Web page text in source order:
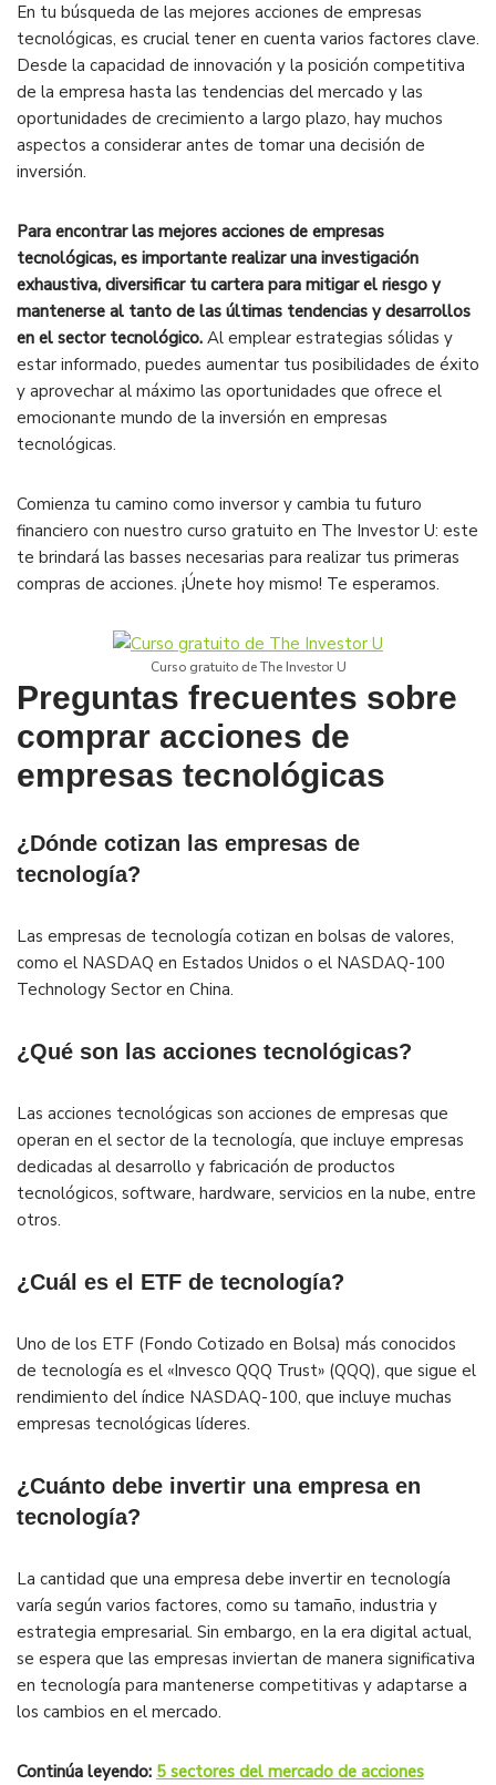
En tu búsqueda de las mejores acciones de empresas
tecnológicas, es crucial tener en cuenta varios factores clave.
Desde la capacidad de innovación y la posición competitiva
de la empresa hasta las tendencias del mercado y las
oportunidades de crecimiento a largo plazo, hay muchos
aspectos a considerar antes de tomar una decisión de
inversión.
Para encontrar las mejores acciones de empresas
tecnológicas, es importante realizar una investigación
exhaustiva, diversificar tu cartera para mitigar el riesgo y
mantenerse al tanto de las últimas tendencias y desarrollos
en el sector tecnológico. Al emplear estrategias sólidas y
estar informado, puedes aumentar tus posibilidades de éxito
y aprovechar al máximo las oportunidades que ofrece el
emocionante mundo de la inversión en empresas
tecnológicas.
Comienza tu camino como inversor y cambia tu futuro
financiero con nuestro curso gratuito en The Investor U: este
te brindará las basses necesarias para realizar tus primeras
compras de acciones. ¡Únete hoy mismo! Te esperamos.
Curso gratuito de The Investor U
Preguntas frecuentes sobre
comprar acciones de
empresas tecnológicas
¿Dónde cotizan las empresas de
tecnología?
Las empresas de tecnología cotizan en bolsas de valores,
como el NASDAQ en Estados Unidos o el NASDAQ-100
Technology Sector en China.
¿Qué son las acciones tecnológicas?
Las acciones tecnológicas son acciones de empresas que
operan en el sector de la tecnología, que incluye empresas
dedicadas al desarrollo y fabricación de productos
tecnológicos, software, hardware, servicios en la nube, entre
otros.
¿Cuál es el ETF de tecnología?
Uno de los ETF (Fondo Cotizado en Bolsa) más conocidos
de tecnología es el «Invesco QQQ Trust» (QQQ), que sigue el
rendimiento del índice NASDAQ-100, que incluye muchas
empresas tecnológicas líderes.
¿Cuánto debe invertir una empresa en
tecnología?
La cantidad que una empresa debe invertir en tecnología
varía según varios factores, como su tamaño, industria y
estrategia empresarial. Sin embargo, en la era digital actual,
se espera que las empresas inviertan de manera significativa
en tecnología para mantenerse competitivas y adaptarse a
los cambios en el mercado.
Continúa leyendo: 5 sectores del mercado de acciones